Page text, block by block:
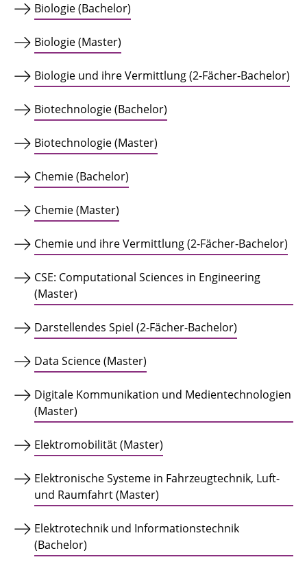
Biologie (Bachelor)
Biologie (Master)
Biologie und ihre Vermittlung (2-Fächer-Bachelor)
Biotechnologie (Bachelor)
Biotechnologie (Master)
Chemie (Bachelor)
Chemie (Master)
Chemie und ihre Vermittlung (2-Fächer-Bachelor)
CSE: Computational Sciences in Engineering
(Master)
Darstellendes Spiel (2-Fächer-Bachelor)
Data Science (Master)
Digitale Kommunikation und Medientechnologien
(Master)
Elektromobilität (Master)
Elektronische Systeme in Fahrzeugtechnik, Luft-
und Raumfahrt (Master)
Elektrotechnik und Informationstechnik
(Bachelor)